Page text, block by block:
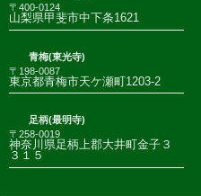
〒400-0124
山梨県甲斐市中下条1621
青梅(東光寺)
〒198-0087
東京都青梅市天ケ瀬町1203-2
足柄(最明寺)
〒258-0019
神奈川県足柄上郡大井町金子３
３１５